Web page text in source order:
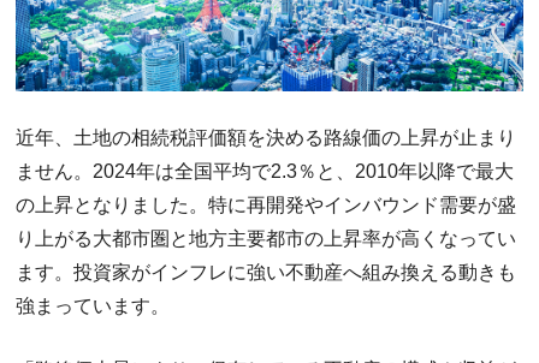
近年、土地の相続税評価額を決める路線価の上昇が止まり
ません。2024年は全国平均で2.3％と、2010年以降で最大
の上昇となりました。特に再開発やインバウンド需要が盛
り上がる大都市圏と地方主要都市の上昇率が高くなってい
ます。投資家がインフレに強い不動産へ組み換える動きも
強まっています。